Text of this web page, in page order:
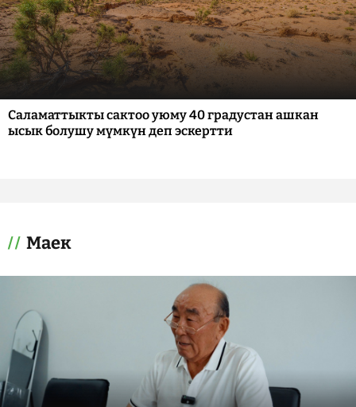
Саламаттыкты сактоо уюму 40 градустан ашкан
ысык болушу мүмкүн деп эскертти
Маек